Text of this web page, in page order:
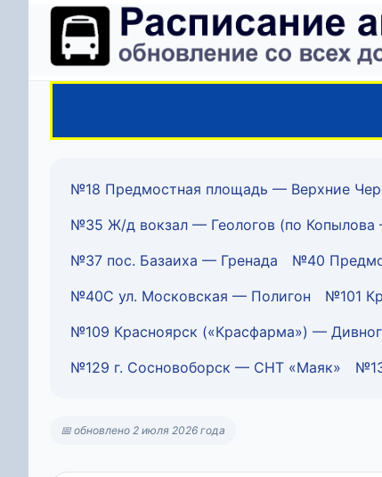
№18 Предмостная площадь — Верхние
№35 Ж/д вокзал — Геологов (по Копылова
№37 пос. Базаиха — Гренада
№40
№40С ул. Московская — Полигон
№101
№109 Красноярск («Красфарма») —
№129 г. Сосновоборск — СНТ «Маяк»
📅 обновлено 2 июля 2026 года